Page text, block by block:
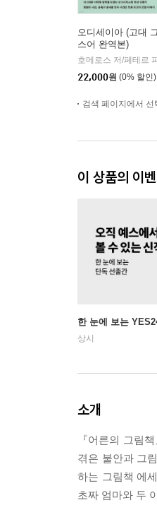
오디세이아 (고대
스어 완역본)
22,000원 (0% 할인)
검색 페이지에서
이 상품의 이
한 눈에 보는
상시
소개
『어른의 그림
겪은 불안과 그
하는 그림책 에
초짜 엄마와 두